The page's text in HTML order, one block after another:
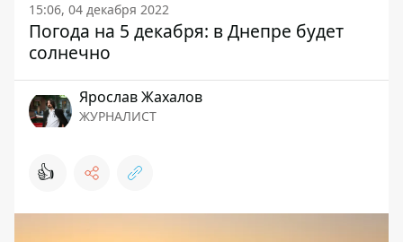
15:06, 04 декабря 2022
Погода на 5 декабря: в Днепре будет
солнечно
Ярослав Жахалов
ЖУРНАЛИСТ
👍